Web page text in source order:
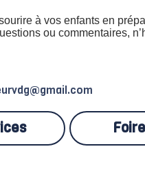
à vos enfants en
ou commentaires,